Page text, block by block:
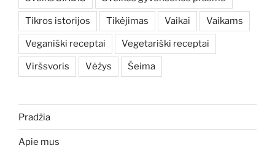
Tikros istorijos Tikėjimas Vaikai Vaikams
Veganiški receptai Vegetariški receptai
Viršsvoris Vėžys Šeima
Pradžia
Apie mus